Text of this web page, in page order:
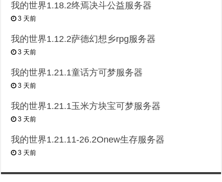
我的世界1.18.2终焉决斗公益服务器
3 天前
我的世界1.12.2萨德幻想乡rpg服务器
3 天前
我的世界1.21.1童话方可梦服务器
3 天前
我的世界1.21.1玉米方块宝可梦服务器
3 天前
我的世界1.21.11-26.2Onew生存服务器
3 天前